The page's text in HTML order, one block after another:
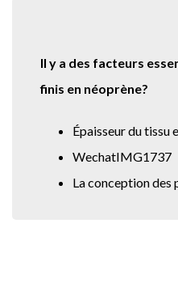
Il y a des facteurs
finis en néoprène?
Épaisseur du tissu
WechatIMG1737
La conception des